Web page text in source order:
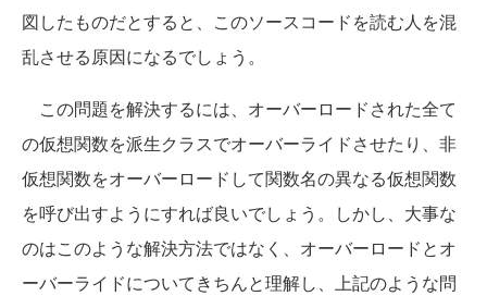
図したものだとすると、このソースコードを読む人を混
乱させる原因になるでしょう。
この問題を解決するには、オーバーロードされた全て
の仮想関数を派生クラスでオーバーライドさせたり、非
仮想関数をオーバーロードして関数名の異なる仮想関数
を呼び出すようにすれば良いでしょう。しかし、大事な
のはこのような解決方法ではなく、オーバーロードとオ
ーバーライドについてきちんと理解し、上記のような問